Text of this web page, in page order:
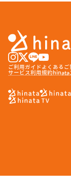
ご利用ガイド よくあるご
サービス利用規約hinata